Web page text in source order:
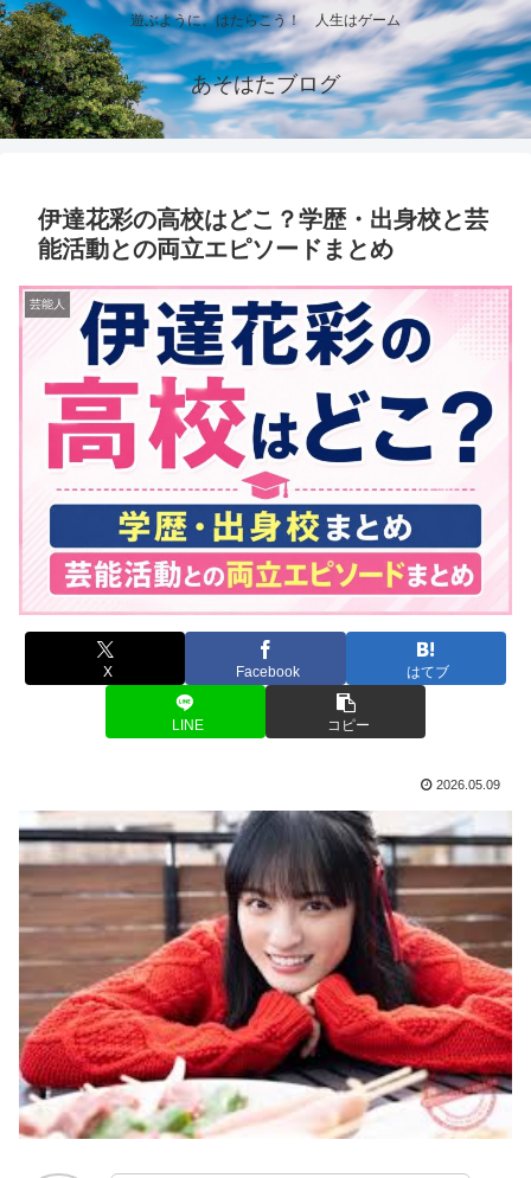
遊ぶように、はたらこう！ 人生はゲーム
あそはたブログ
伊達花彩の高校はどこ？学歴・出身校と芸
能活動との両立エピソードまとめ
芸能人
X Facebook はてブ
LINE コピー
2026.05.09